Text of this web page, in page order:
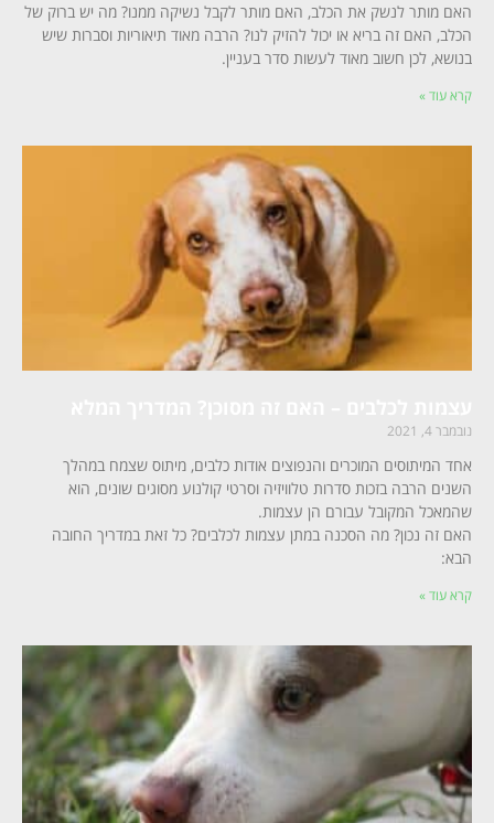
האם מותר לנשק את הכלב, האם מותר לקבל נשיקה ממנו? מה יש ברוק של
הכלב, האם זה בריא או יכול להזיק לנו? הרבה מאוד תיאוריות וסברות שיש
בנושא, לכן חשוב מאוד לעשות סדר בעניין.
קרא עוד »
נובמבר 4, 2021
אחד המיתוסים המוכרים והנפוצים אודות כלבים, מיתוס שצמח במהלך
השנים הרבה בזכות סדרות טלוויזיה וסרטי קולנוע מסוגים שונים, הוא
שהמאכל המקובל עבורם הן עצמות.
האם זה נכון? מה הסכנה במתן עצמות לכלבים? כל זאת במדריך החובה
הבא:
קרא עוד »